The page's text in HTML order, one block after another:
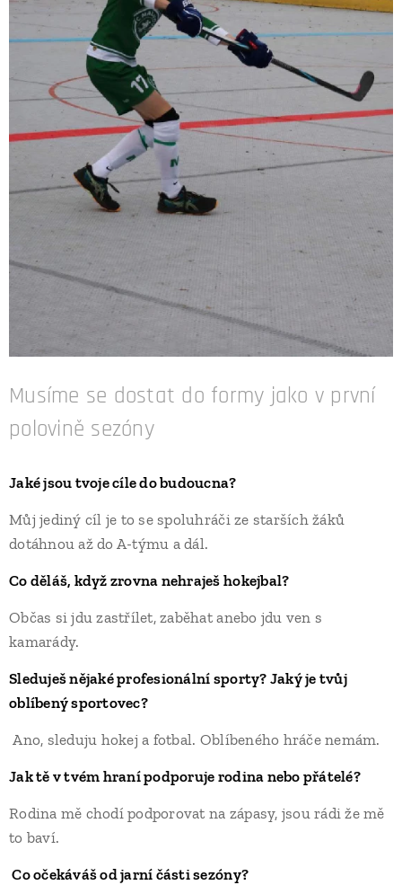
Musíme se dostat do formy jako v první
polovině sezóny
Jaké jsou tvoje cíle do budoucna?
Můj jediný cíl je to se spoluhráči ze starších žáků
dotáhnou až do A-týmu a dál.
Co děláš, když zrovna nehraješ hokejbal?
Občas si jdu zastřílet, zaběhat anebo jdu ven s
kamarády.
Sleduješ nějaké profesionální sporty? Jaký je tvůj
oblíbený sportovec?
Ano, sleduju hokej a fotbal. Oblíbeného hráče nemám.
Jak tě v tvém hraní podporuje rodina nebo přátelé?
Rodina mě chodí podporovat na zápasy, jsou rádi že mě
to baví.
Co očekáváš od jarní části sezóny?